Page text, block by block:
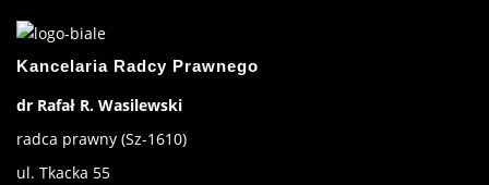
Kancelaria Radcy Prawnego
dr Rafał R. Wasilewski
radca prawny (Sz-1610)
ul. Tkacka 55